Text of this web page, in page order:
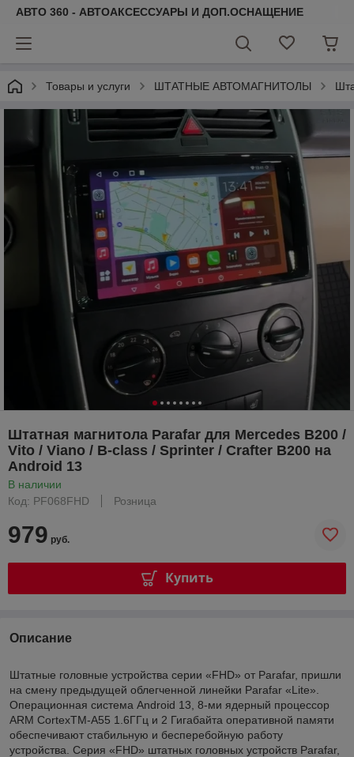
АВТО 360 - АВТОАКСЕССУАРЫ И ДОП.ОСНАЩЕНИЕ
Товары и услуги ШТАТНЫЕ АВТОМАГНИТОЛЫ
Штатная магнитола Parafar для Mercedes B200 /
Vito / Viano / B-class / Sprinter / Crafter B200 на
Android 13
В наличии
Код: PF068FHD
Розница
979 руб.
Купить
Описание
Штатные головные устройства серии «FHD» от Parafar, пришли
на смену предыдущей облегченной линейки Parafar «Lite».
Операционная система Android 13, 8-ми ядерный процессор
ARM CortexTM-A55 1.6ГГц и 2 Гигабайта оперативной памяти
обеспечивают стабильную и бесперебойную работу
устройства. Серия «FHD» штатных головных устройств Parafar,